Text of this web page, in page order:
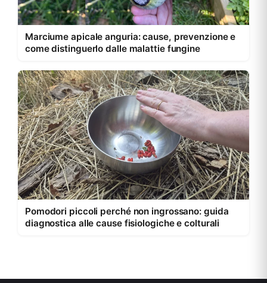
Marciume apicale anguria: cause, prevenzione e
come distinguerlo dalle malattie fungine
Pomodori piccoli perché non ingrossano: guida
diagnostica alle cause fisiologiche e colturali